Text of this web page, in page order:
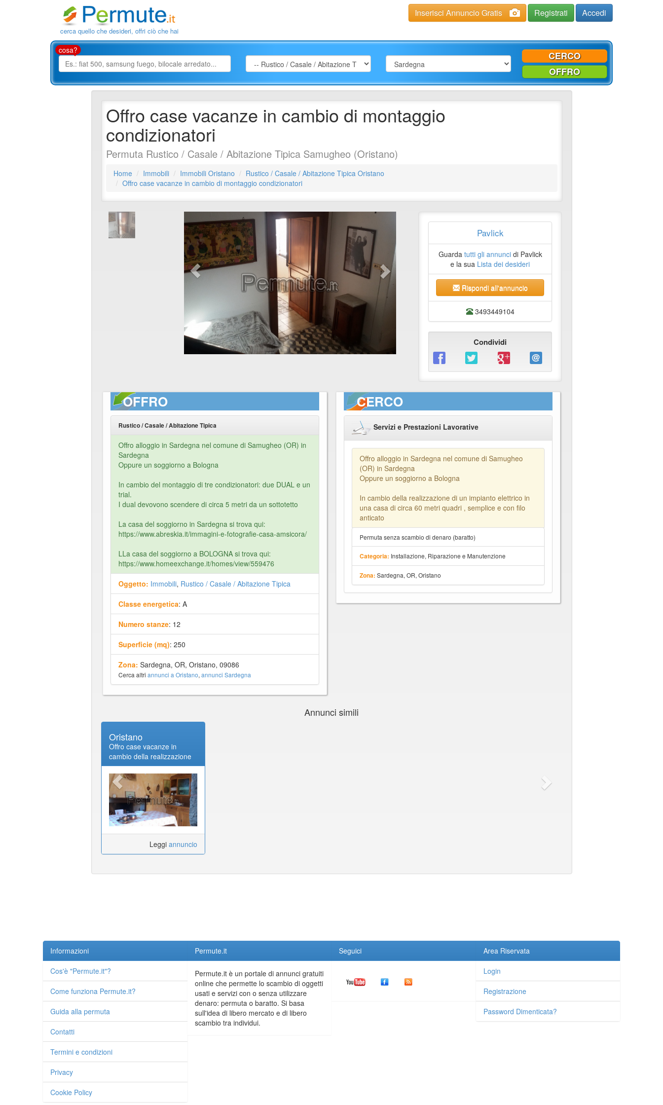
cerca quello che desideri, offri ciò che hai
Inserisci Annuncio Gratis Registrati Accedi
cosa?
CERCO
OFFRO
Offro case vacanze in cambio di montaggio
condizionatori
Permuta Rustico / Casale / Abitazione Tipica Samugheo (Oristano)
Home Immobili Immobili Oristano
Rustico / Casale / Abitazione Tipica Oristano
Offro case vacanze in cambio di montaggio condizionatori
Pavlick
Guarda tutti gli annuncidi Pavlick
e la sua Lista dei desideri
Rispondi all'annuncio
3493449104
Condividi
OFFRO
Rustico / Casale / Abitazione Tipica
Offro alloggio in Sardegna nel comune di Samugheo (OR) in
Sardegna
Oppure un soggiorno a Bologna
In cambio del montaggio di tre condizionatori: due DUAL e un
trial.
I dual devovono scendere di circa 5 metri da un sottotetto
La casa del soggiorno in Sardegna si trova qui:
https://www.abreskia.it/immagini-e-fotografie-casa-amsicora/
LLa casa del soggiorno a BOLOGNA si trova qui:
https://www.homeexchange.it/homes/view/559476
Oggetto: Immobili, Rustico / Casale / Abitazione Tipica
Classe energetica: A
Numero stanze: 12
Superficie (mq): 250
Zona: Sardegna, OR, Oristano, 09086
Cerca altri annunci a Oristano, annunci Sardegna
CERCO
Servizi e Prestazioni Lavorative
Offro alloggio in Sardegna nel comune di Samugheo
(OR) in Sardegna
Oppure un soggiorno a Bologna
In cambio della realizzazione di un impianto elettrico in
una casa di circa 60 metri quadri , semplice e con filo
anticato
Permuta senza scambio di denaro (baratto)
Categoria: Installazione, Riparazione e Manutenzione
Zona: Sardegna, OR, Oristano
Annunci simili
Oristano
Offro case vacanze in
cambio della realizzazione
di un piccolo impanto
elettrico
Leggi annuncio
Informazioni
Cos'è "Permute.it"?
Come funziona Permute.it?
Guida alla permuta
Contatti
Termini e condizioni
Privacy
Cookie Policy
Permute.it
Permute.it è un portale di annunci gratuiti
online che permette lo scambio di oggetti
usati e servizi con o senza utilizzare
denaro: permuta o baratto. Si basa
sull'idea di libero mercato e di libero
scambio tra individui.
Seguici Area Riservata
Login
Registrazione
Password Dimenticata?